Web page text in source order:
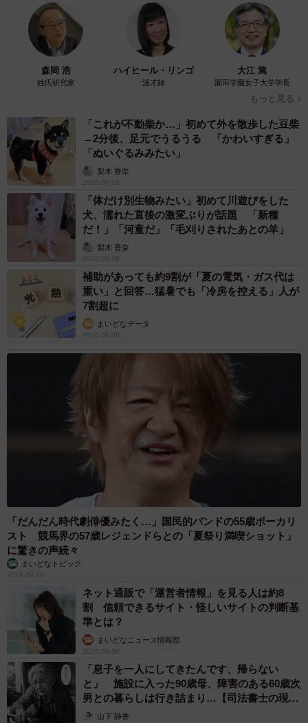
5/20
テツの楽しかった思い出は圷さんに油絵を描いてもらったこと （圷 見
南子さんの提供）
しかしそんな楽しい日々は長く続かず、母は容体が悪くな
り山の上の病院に入院することに。圷さんは残された父の
ために料理を始め、その様子を母にスマホで知らせたり、
一時退院の時には圷さんの手料理を食べさせたりもしまし
た。思い出を重ねるなか、テツは母が日に日に弱っていっ
てしまう残酷な現実を目の当たりにします。
ただ見守ることしかできないテツ （圷 見南子さんの提供）
そしてある日、その時はやってくるのでした。母の容体が
悪化しているなか、圷さんは居たたまれずに外の空気を吸
いに病室から出ていきます。テツは「ママさんと一秒でも
一緒にいてやれよっ」「『そういう時』なの気づけ!!」と叫
ぶも、圷さんにその声は届きません。このやり取りを見て
いた母は「なあ テツ」「ぜんぶリセットしたいなぁ」と心
森岡 浩
姓氏研究家
ハイヒール・リンゴ
漫才師
大江 篤
園田学園女子大学学長
もっと見る
「これが不動柴か…」初めて外を散歩した豆柴
→2分後、足元でうるうる 「かわいすぎる」
「ぬいぐるみみたい」
梨木 香奈
2026.08.09
「体だけ別生物みたい」初めて川遊びをした
犬、濡れた直後の激変ぶりが話題 「新種
だ！」「河童だ」「毛刈りされたあとの羊」
梨木 香奈
2026.08.09
補助があっても約9割が「夏の電気・ガス代は
重い」と回答…猛暑でも「冷房を控える」人が
7割超に
まいどなデータ
2026.08.08
「だんだん時代劇俳優みたく…」国民的バンドの55歳ボーカリ
スト 競馬界の57歳レジェンドらとの「夏祭り満喫ショット」
に驚きの声続々
まいどなトピック
2026.08.08
ネット通販で「運営者情報」を見る人は約8
割 信頼できるサイト・怪しいサイトの判断基
準とは？
まいどなニュース情報部
2026.08.08
「息子を一人にしてきたんです、帰らない
と」 施設に入った90歳母、障害のある60歳次
男との暮らしは行き詰まり…【司法書士の現場
から】山下 静香